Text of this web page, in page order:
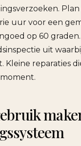
uur voor een
op 60
uit
Kleine reparaties